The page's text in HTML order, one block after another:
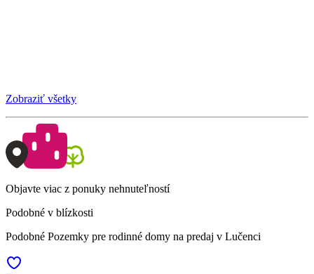
Zobraziť všetky
Objavte viac z ponuky nehnuteľností
Podobné v blízkosti
Podobné Pozemky pre rodinné domy na predaj v Lučenci